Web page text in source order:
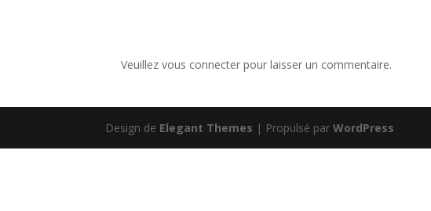
Veuillez vous connecter pour laisser un commentaire.
Design de Elegant Themes | Propulsé parWordPress